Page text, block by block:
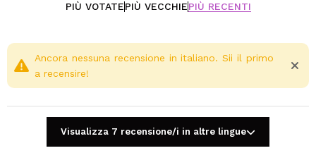
PIÙ VOTATEPIÙ VECCHIEPIÙ RECENTI
Ancora nessuna recensione in italiano. Sii il primo
a recensire!
Visualizza 7 recensione/i in altre lingue